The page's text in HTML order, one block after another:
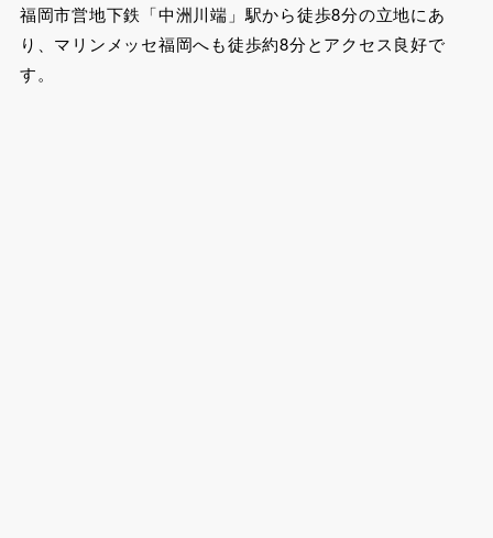
福岡市営地下鉄「中洲川端」駅から徒歩8分の立地にあ
り、マリンメッセ福岡へも徒歩約8分とアクセス良好で
す。